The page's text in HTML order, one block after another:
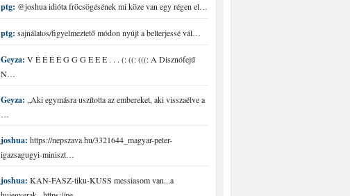
ptg: @joshua idióta fröcsögésének mi köze van egy régen el…
ptg: sajnálatos/figyelmeztető módon nyújt a belterjessé vál…
Geyza: V É É É É G G G E E E . . . (: ((: (((: A Disznófejű
N…
Geyza: „Aki egymásra uszította az embereket, aki visszaélve a
…
joshua: https://nepszava.hu/3321644_magyar-peter-
igazsagugyi-miniszt…
joshua: KAN-FASZ-tiku-KUSS messiasom van...a